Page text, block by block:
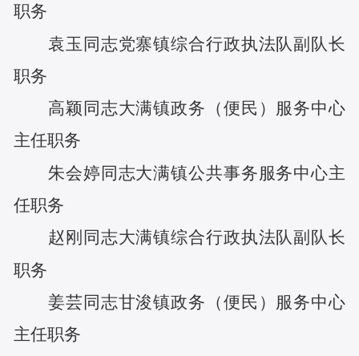
职务
袁玉 同志党寨镇综合行政执法队副队长
职务
高颖 同志大满镇政务（便民）服务中心
主任职务
朱会婷 同志大满镇公共事务服务中心主
任职务
赵刚 同志大满镇综合行政执法队副队长
职务
姜芸同志甘浚镇政务（便民）服务中心
主任职务